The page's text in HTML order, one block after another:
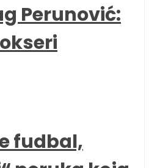
Perunović:
fudbal,